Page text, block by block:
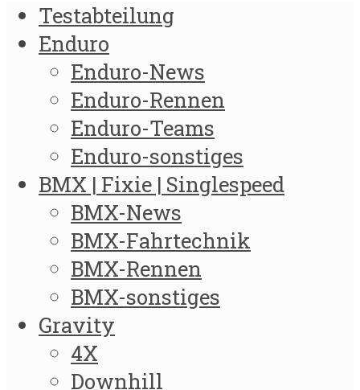
Testabteilung
Enduro
Enduro-News
Enduro-Rennen
Enduro-Teams
Enduro-sonstiges
BMX | Fixie | Singlespeed
BMX-News
BMX-Fahrtechnik
BMX-Rennen
BMX-sonstiges
Gravity
4X
Downhill